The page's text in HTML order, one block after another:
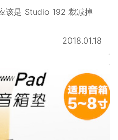
该是 Studio 192 裁减掉
2018.01.18